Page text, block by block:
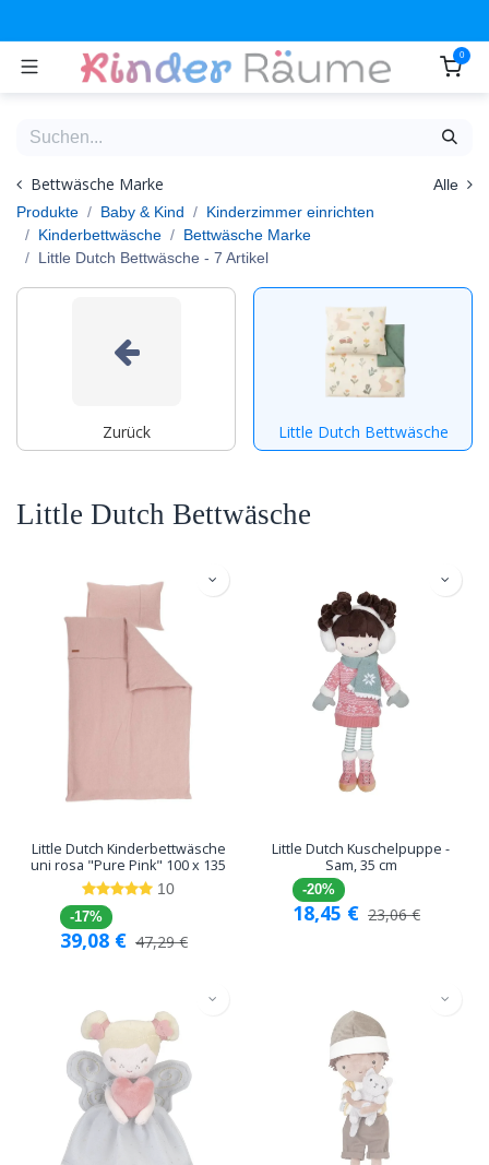
0
Bettwäsche Marke
Alle
Produkte
Baby & Kind
Kinderzimmer einrichten
Kinderbettwäsche
Bettwäsche Marke
Little Dutch Bettwäsche - 7 Artikel
Zurück Little Dutch Bettwäsche
Little Dutch Bettwäsche
Little Dutch Kinderbettwäsche
uni rosa "Pure Pink" 100 x 135
10
-17%
39,08 € 47,29€
Little Dutch Kuschelpuppe -
Sam, 35 cm
-20%
18,45 € 23,06€